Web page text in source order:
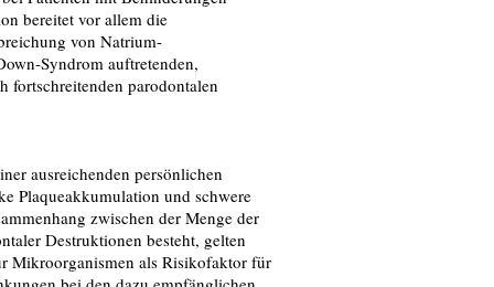
bereitet vor allem die
von Natrium-
Syndrom auftretenden,
fortschreitenden parodontalen
ausreichenden persönlichen
Plaqueakkumulation und schwere
zwischen der Menge der
Destruktionen besteht, gelten
Mikroorganismen als Risikofaktor für